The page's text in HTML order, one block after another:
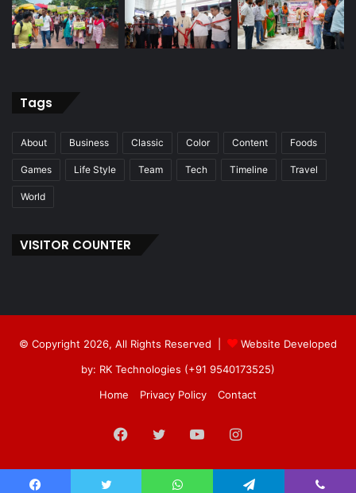
Tags
About Business Classic Color Content Foods
Games Life Style Team Tech Timeline Travel
World
VISITOR COUNTER
© Copyright 2026, All Rights Reserved |
Website Developed
by: RK Technologies (+91 9540173525)
Home
Privacy Policy Contact
Facebook
TwitterYouTubeInstagram